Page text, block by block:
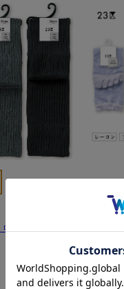
ングレッグウ
５本指
¥
¥